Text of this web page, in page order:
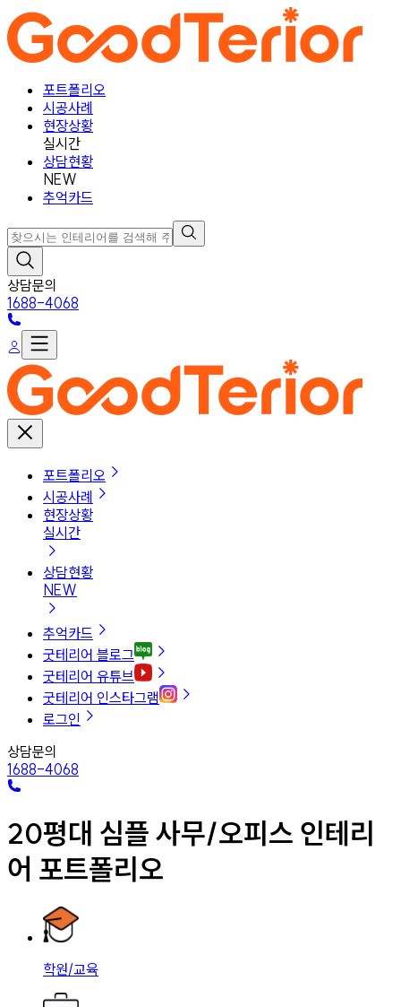
포트폴리오
시공사례
현장상황
실시간
상담현황
NEW
추억카드
상담문의
1688-4068
포트폴리오
시공사례
현장상황
실시간
상담현황
NEW
추억카드
굿테리어 블로그
굿테리어 유튜브
굿테리어 인스타그램
로그인
상담문의
1688-4068
20평대 심플 사무/오피스 인테리
어 포트폴리오
학원/교육